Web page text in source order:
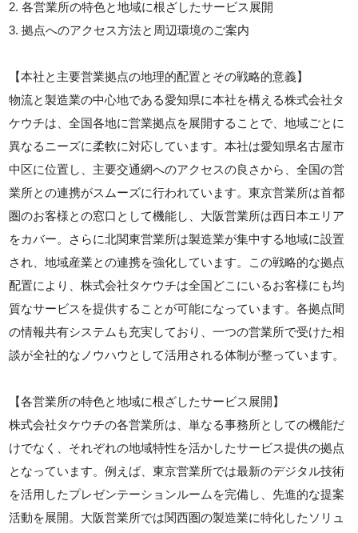
2. 各営業所の特色と地域に根ざしたサービス展開
3. 拠点へのアクセス方法と周辺環境のご案内
【本社と主要営業拠点の地理的配置とその戦略的意義】
物流と製造業の中心地である愛知県に本社を構える株式会社タ
ケウチは、全国各地に営業拠点を展開することで、地域ごとに
異なるニーズに柔軟に対応しています。本社は愛知県名古屋市
中区に位置し、主要交通網へのアクセスの良さから、全国の営
業所との連携がスムーズに行われています。東京営業所は首都
圏のお客様との窓口として機能し、大阪営業所は西日本エリア
をカバー。さらに北関東営業所は製造業が集中する地域に設置
され、地域産業との連携を強化しています。この戦略的な拠点
配置により、株式会社タケウチは全国どこにいるお客様にも均
質なサービスを提供することが可能になっています。各拠点間
の情報共有システムも充実しており、一つの営業所で受けた相
談が全社的なノウハウとして活用される体制が整っています。
【各営業所の特色と地域に根ざしたサービス展開】
株式会社タケウチの各営業所は、単なる事務所としての機能だ
けでなく、それぞれの地域特性を活かしたサービス提供の拠点
となっています。例えば、東京営業所では最新のデジタル技術
を活用したプレゼンテーションルームを完備し、先進的な提案
活動を展開。大阪営業所では関西圏の製造業に特化したソリュ